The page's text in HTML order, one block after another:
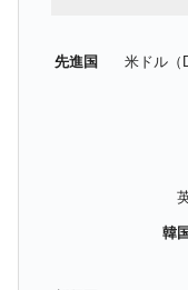
中国
韓国
種は全般的「不調
先進国 米ドル（
韓